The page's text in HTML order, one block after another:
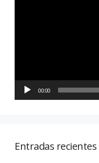
00:00
Entradas recientes